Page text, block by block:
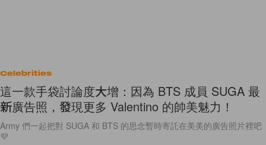
Celebrities
這一款手袋討論度大增：因為 BTS 成員 SUGA 最
新廣告照，發現更多 Valentino 的帥美魅力！
Army 們一起把對 SUGA 和 BTS 的思念暫時寄託在美美的廣告照片裡吧
💜